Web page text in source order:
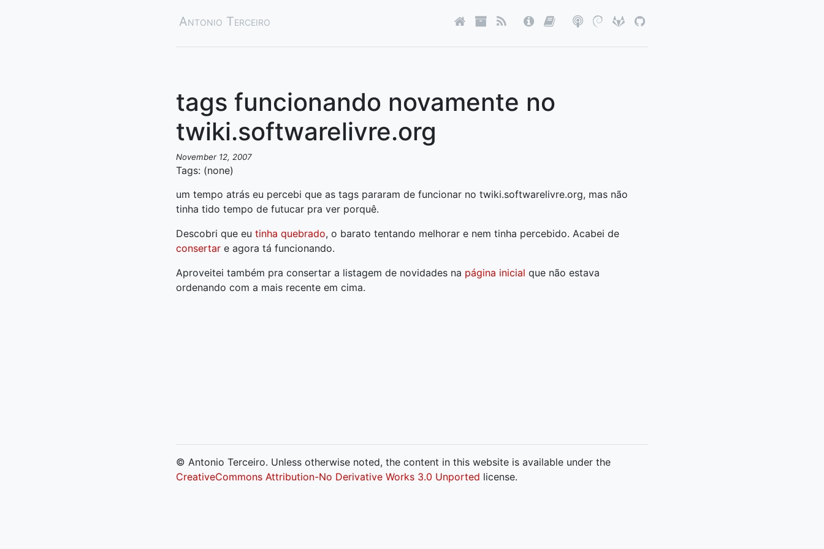
Antonio Terceiro
tags funcionando novamente no
twiki.softwarelivre.org
November 12, 2007
Tags: (none)
um tempo atrás eu percebi que as tags pararam de funcionar no twiki.softwarelivre.org, mas não
tinha tido tempo de futucar pra ver porquê.
Descobri que eu tinha quebrado, o barato tentando melhorar e nem tinha percebido. Acabei de
consertar e agora tá funcionando.
Aproveitei também pra consertar a listagem de novidades na página inicial que não estava
ordenando com a mais recente em cima.
© Antonio Terceiro. Unless otherwise noted, the content in this website is available under the
CreativeCommons Attribution-No Derivative Works 3.0 Unported license.